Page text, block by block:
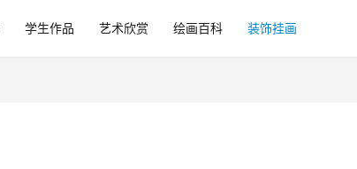
学生作品 艺术欣赏 绘画百科 装饰挂画